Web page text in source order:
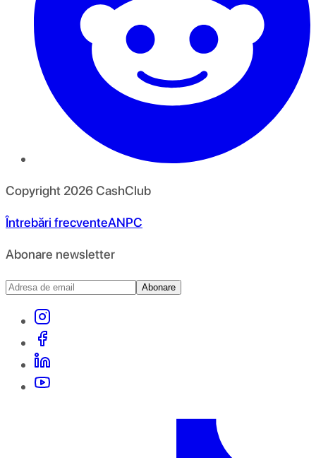
Copyright 2026CashClub
Întrebări frecventeANPC
Abonare newsletter
Abonare